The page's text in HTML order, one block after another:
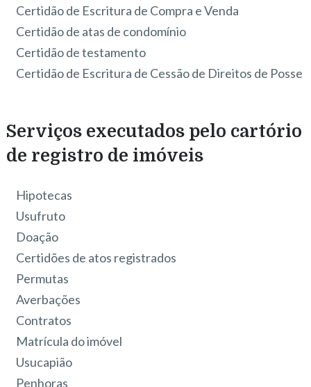
Certidão de Escritura de Compra e Venda
Certidão de atas de condomínio
Certidão de testamento
Certidão de Escritura de Cessão de Direitos de Posse
Serviços executados pelo cartório
de registro de imóveis
Hipotecas
Usufruto
Doação
Certidões de atos registrados
Permutas
Averbações
Contratos
Matrícula do imóvel
Usucapião
Penhoras